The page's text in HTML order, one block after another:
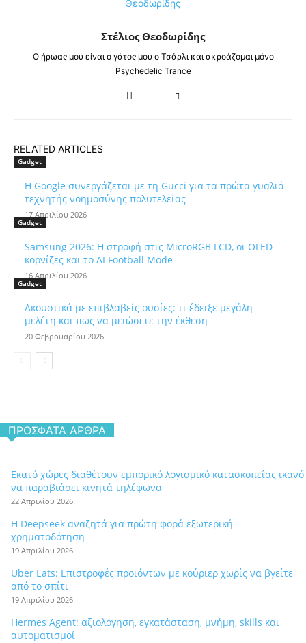
Στέλιος Θεοδωρίδης
Ο ήρωας μου είναι ο γάτος μου ο Τσάρλι και ακροάζομαι μόνο
Psychedelic Trance
RELATED ARTICLES
Gadget
Η Google συνεργάζεται με τη Gucci για τα πρώτα γυαλιά
τεχνητής νοημοσύνης πολυτελείας
17 Απριλίου 2026
Gadget
Samsung 2026: Η στροφή στις MicroRGB LCD, οι OLED
κορνίζες και το AI Football Mode
16 Απριλίου 2026
Gadget
Ακουστικά με επιβλαβείς ουσίες: τι έδειξε μεγάλη
μελέτη και πως να μειώσετε την έκθεση
20 Φεβρουαρίου 2026
ΠΡΌΣΦΑΤΑ ΆΡΘΡΑ
Εκατό χώρες διαθέτουν εμπορικό λογισμικό κατασκοπείας ικανό
να παραβιάσει κινητά τηλέφωνα
22 Απριλίου 2026
Η Deepseek αναζητά για πρώτη φορά εξωτερική
χρηματοδότηση
19 Απριλίου 2026
Uber Eats: Επιστροφές προϊόντων με κούριερ χωρίς να βγείτε
από το σπίτι
19 Απριλίου 2026
Hermes Agent: αξιολόγηση, εγκατάσταση, μνήμη, skills και
αυτοματισμοί